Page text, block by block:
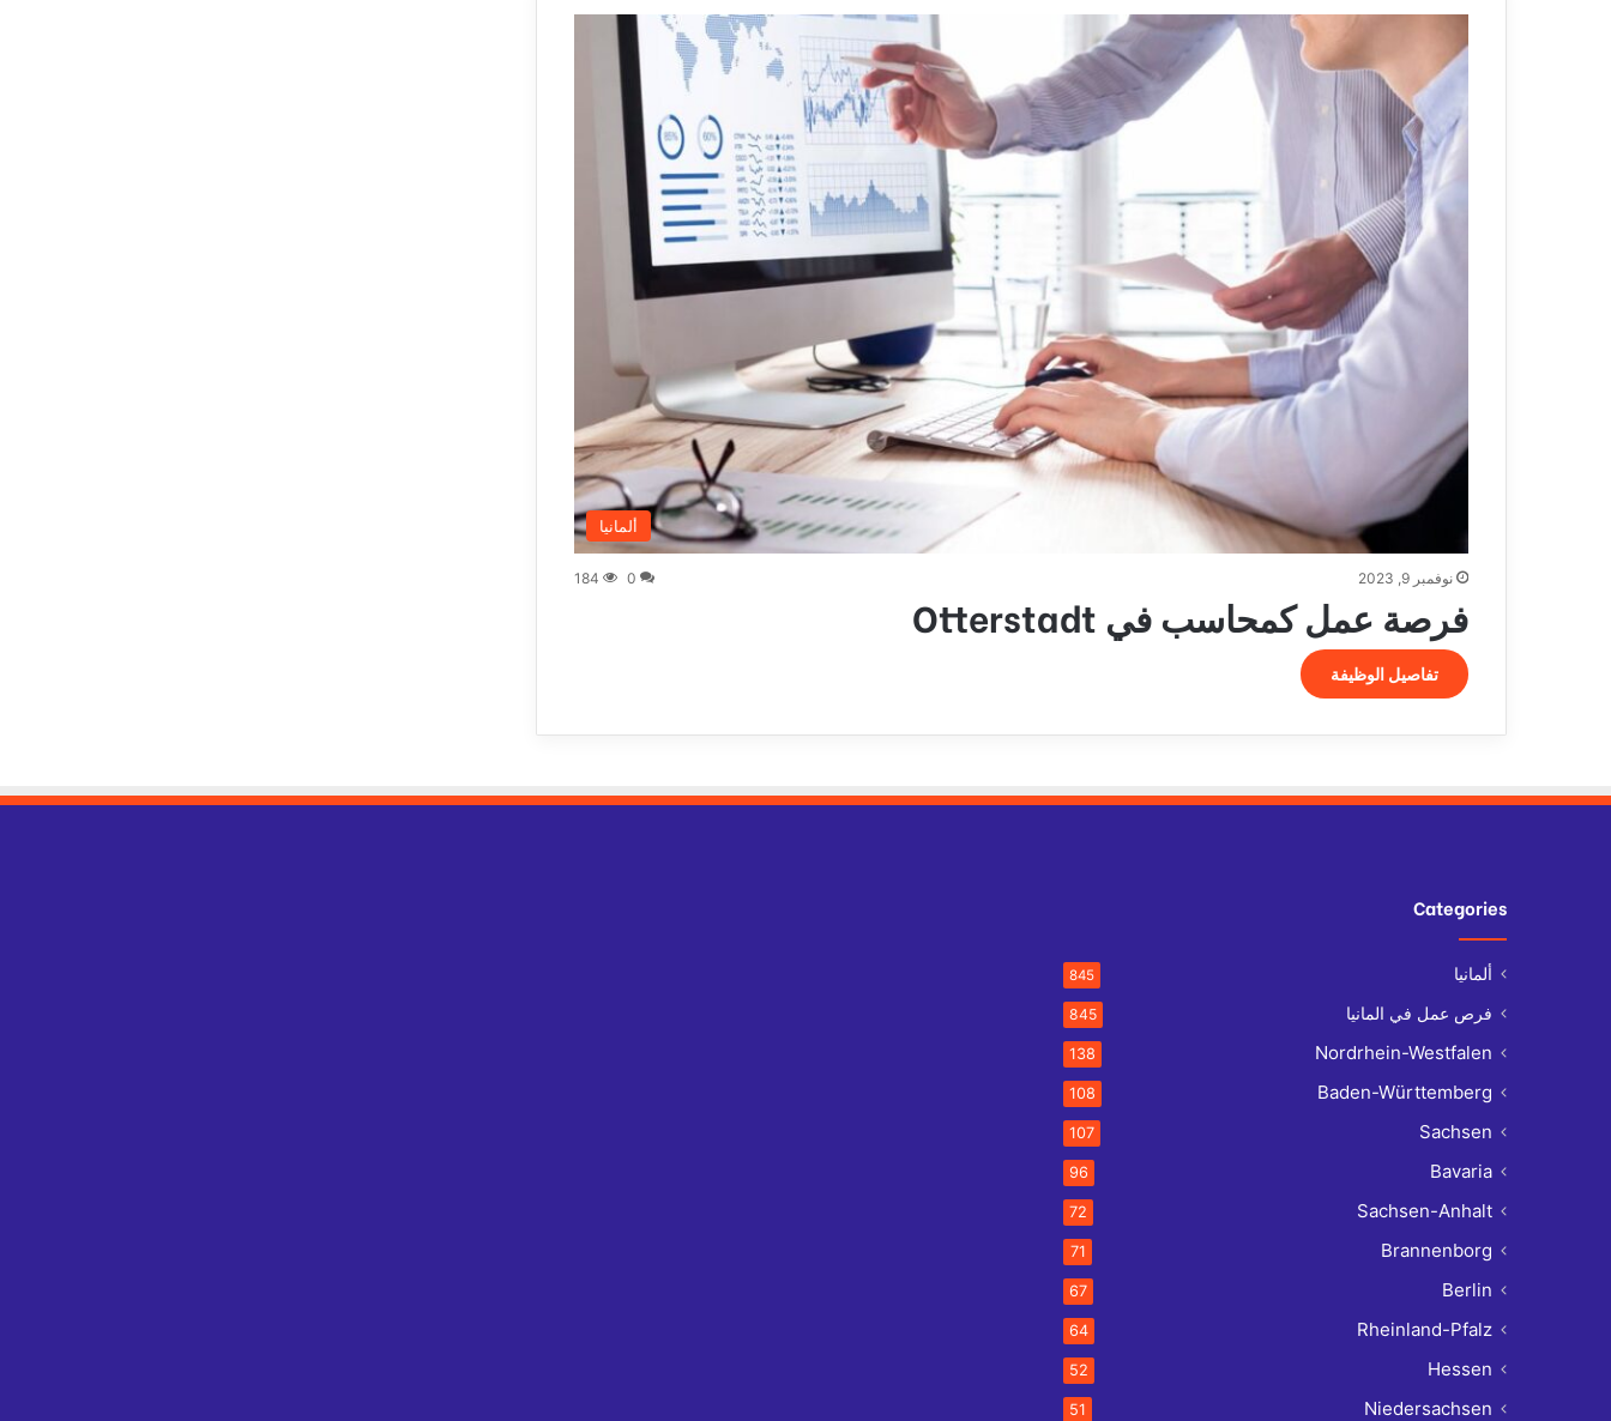
ألمانيا
نوفمبر 9, 2023 0
184
فرصة عمل كمحاسب في Otterstadt
تفاصيل الوظيفة
Categories
ألمانيا 845
فرص عمل في المانيا 845
Nordrhein-Westfalen
138
Baden-Württemberg
108
Sachsen
107
Bavaria
96
Sachsen-Anhalt
72
Brannenborg
71
Berlin
67
Rheinland-Pfalz
64
Hessen
52
Niedersachsen
51